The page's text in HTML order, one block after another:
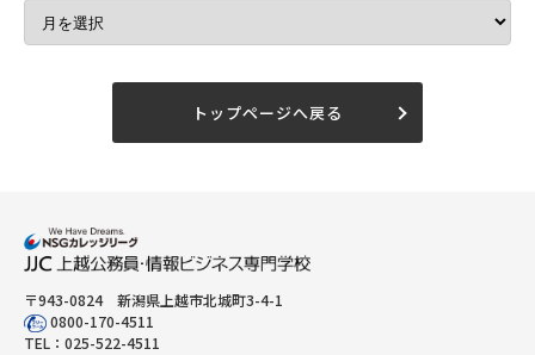
トップページへ戻る
〒943-0824 新潟県上越市北城町3-4-1
0800-170-4511
TEL： 025-522-4511